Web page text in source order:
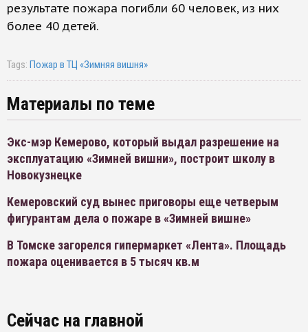
результате пожара погибли 60 человек, из них
более 40 детей.
Tags: Пожар в ТЦ «Зимняя вишня»
Материалы по теме
Экс-мэр Кемерово, который выдал разрешение на
эксплуатацию «Зимней вишни», построит школу в
Новокузнецке
Кемеровский суд вынес приговоры еще четверым
фигурантам дела о пожаре в «Зимней вишне»
В Томске загорелся гипермаркет «Лента». Площадь
пожара оценивается в 5 тысяч кв.м
Сейчас на главной